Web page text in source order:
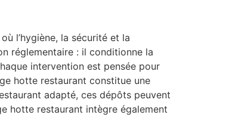
l’hygiène, la sécurité et la
réglementaire : il conditionne la
intervention est pensée pour
hotte restaurant constitue une
adapté, ces dépôts peuvent
hotte restaurant intègre également